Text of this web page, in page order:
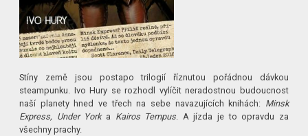
Stíny země jsou postapo trilogií říznutou pořádnou dávkou
steampunku. Ivo Hury se rozhodl vylíčit neradostnou budoucnost
naší planety hned ve třech na sebe navazujících knihách: Minsk
Express, Under York a Kairos Tempus. A jízda je to opravdu za
všechny prachy.